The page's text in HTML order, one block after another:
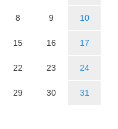
8 9 10
15 16 17
22 23 24
29 30 31